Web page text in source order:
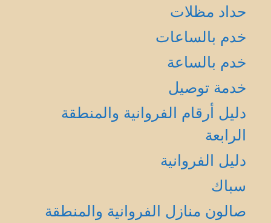
حداد مظلات
خدم بالساعات
خدم بالساعة
خدمة توصيل
دليل أرقام الفروانية والمنطقة
الرابعة
دليل الفروانية
سباك
صالون منازل الفروانية والمنطقة